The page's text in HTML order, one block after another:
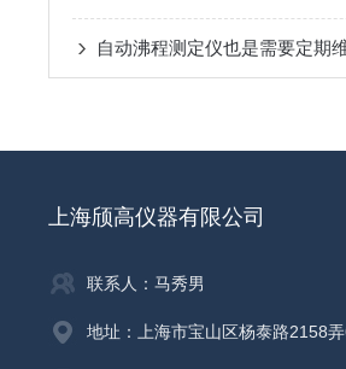
自动沸程测定仪也是需要定期
上海颀高仪器有限公司
联系人：马秀男
地址：上海市宝山区杨泰路2158